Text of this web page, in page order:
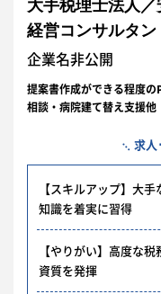
大手税理士法人
経営コンサルタ
企業名非公開
提案書作成ができる程度
相談・病院建て替え支援他
求人
【スキルアップ】大
知識を着実に習得
【やりがい】高度な
資質を発揮